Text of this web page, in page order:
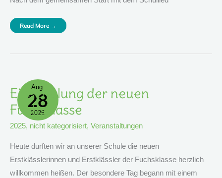
Read More →
Aug.
28
2025
Einschulung der neuen
Fuchsklasse
2025, nicht kategorisiert, Veranstaltungen
Heute durften wir an unserer Schule die neuen
Erstklässlerinnen und Erstklässler der Fuchsklasse herzlich
willkommen heißen. Der besondere Tag begann mit einem
Einschulung
Der
Neuen
Fuchsklasse